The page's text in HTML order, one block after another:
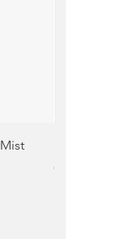
Prijs
€ 32,50